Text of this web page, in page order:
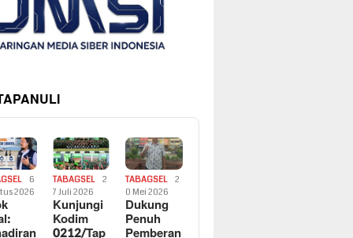
6
2026
TABAGSEL
2
7 Juli 2026
Kunjungi
Kodim
0212/Tap
TABAGSEL
2
0 Mei 2026
Dukung
Penuh
Pemberan